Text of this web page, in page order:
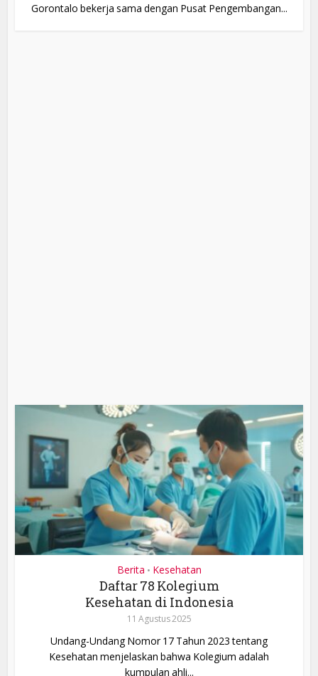
Gorontalo bekerja sama dengan Pusat Pengembangan...
Berita • Kesehatan
Daftar 78 Kolegium
Kesehatan di Indonesia
11 Agustus 2025
Undang-Undang Nomor 17 Tahun 2023 tentang
Kesehatan menjelaskan bahwa Kolegium adalah
kumpulan ahli...